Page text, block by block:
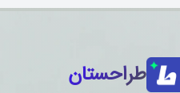
طراحستان